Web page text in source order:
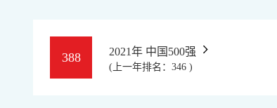
388 2021年 中国500强
(上一年排名：346 )